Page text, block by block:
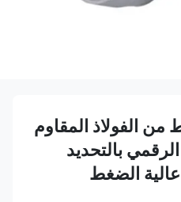
من الفولاذ المقاوم
بالتحديد
عالية الضغط